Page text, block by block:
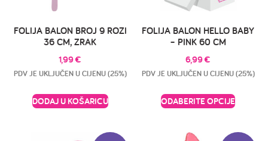
FOLIJA BALON BROJ 9 ROZI
36 CM, ZRAK
1,99€
PDV JE UKLJUČEN U CIJENU (25%)
DODAJ U KOŠARICU
FOLIJA BALON HELLO BABY
– PINK 60 CM
6,99€
PDV JE UKLJUČEN U CIJENU (25%)
ODABERITE OPCIJE